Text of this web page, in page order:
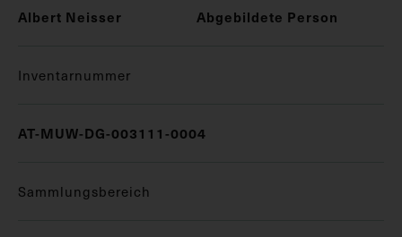
Albert Neisser
Abgebildete Person
Inventarnummer
AT-MUW-DG-003111-0004
Sammlungsbereich